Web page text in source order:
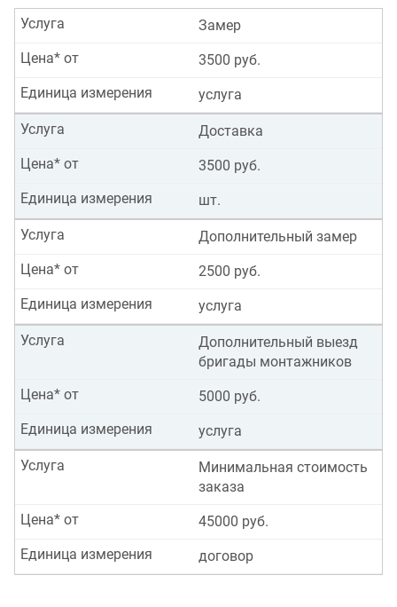
Замер
Услуга
3500 руб.
Цена* от
услуга
Единица измерения
Доставка
Услуга
3500 руб.
Цена* от
шт.
Единица измерения
Дополнительный замер
Услуга
2500 руб.
Цена* от
услуга
Единица измерения
Дополнительный выезд
бригады монтажников
Услуга
5000 руб.
Цена* от
услуга
Единица измерения
Минимальная стоимость
заказа
Услуга
45000 руб.
Цена* от
договор
Единица измерения